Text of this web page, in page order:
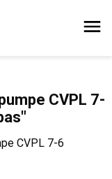
CVPL 7-
CVPL 7-6